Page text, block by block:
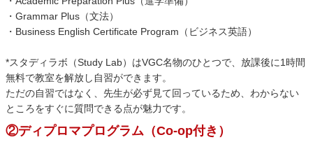
・Grammar Plus（文法）
・Business English Certificate Program（ビジネス英語）
*スタディラボ（Study Lab）はVGC名物のひとつで、放課後に1時間
無料で教室を解放し自習ができます。
ただの自習ではなく、先生が必ず見て回っているため、わからない
ところをすぐに質問できる点が魅力です。
②ディプロマプログラム（Co-op付き）